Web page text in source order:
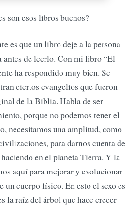
son esos libros buenos?
es que un libro deje a la persona
antes de leerlo. Con mi libro “El
ha respondido muy bien. Se
ciertos evangelios que fueron
de la Biblia. Habla de ser
porque no podemos tener el
necesitamos una amplitud, como
para darnos cuenta de
en el planeta Tierra. Y la
aquí para mejorar y evolucionar
un cuerpo físico. En esto el sexo es
la raíz del árbol que hace crecer